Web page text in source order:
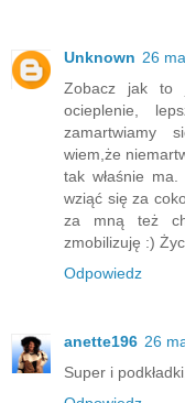
Unknown 26
Zobacz jak to
ocieplenie,
zamartwiamy
wiem,że
tak właśnie
wziąć się za
za mną też
zmobilizuję :)
Odpowiedz
anette196 26
Super i